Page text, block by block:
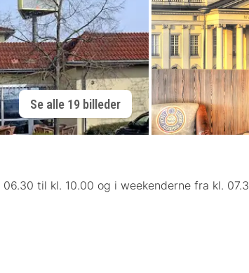
Se alle 19 billeder
til kl. 10.00 og i weekenderne fra kl.